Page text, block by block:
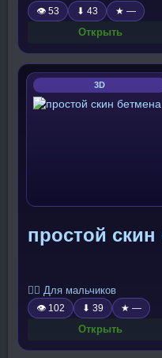
👁 53 ⬇ 43 ★ —
Открыть
3D
простой скин
🧍‍♂️ Для мальчиков
👁 102 ⬇ 39 ★ —
Открыть